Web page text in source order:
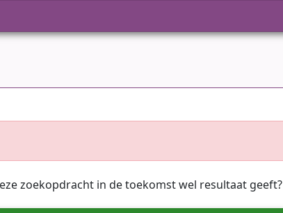
zoekopdracht in de toekomst wel resultaat geeft?